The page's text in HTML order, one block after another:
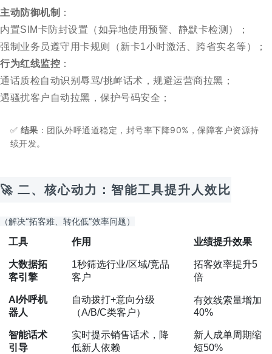
主动防御机制 ：
内置SIM卡防封设置（如异地使用预警、静默卡检测）；
强制业务员遵守用卡规则（新卡1小时激活、跨省实名等）；
行为红线监控 ：
通话质检自动识别辱骂/挑衅话术，规避运营商拉黑；
遇骚扰客户自动拉黑，保护号码安全；
✅ 结果 ：团队外呼通道稳定，封号率下降90%，保障客户资源持
续开发。
🚀 二、 核心动力：智能工具提升人效比
（解决“拓客难、转化低”效率问题）
工具 作用 业绩提升效果
大数据拓
客引擎
1秒筛选行业/区域/竞品
客户
拓客效率提升5
倍
AI外呼机
器人
自动拨打+意向分级
（A/B/C类客户）
有效线索量增加
40%
智能话术
引导
实时提示销售话术，降
低新人依赖
新人成单周期缩
短50%